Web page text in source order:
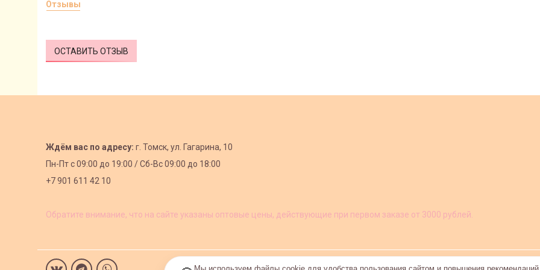
Отзывы
ОСТАВИТЬ ОТЗЫВ
Ждём вас по адресу: г. Томск, ул. Гагарина, 10
Пн-Пт с09:00 до 19:00 /Сб-Вс 09:00 до 18:00
+7 901 611 42 10
Обратите внимание, что на сайте указаны оптовые цены, действующие при первом заказе от 3000 рублей.
Мы используем файлы cookie для удобства пользования сайтом и повышения